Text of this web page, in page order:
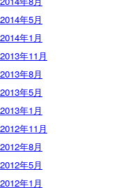
2014年5月
2014年1月
2013年11月
2013年8月
2013年5月
2013年1月
2012年11月
2012年8月
2012年5月
2012年1月